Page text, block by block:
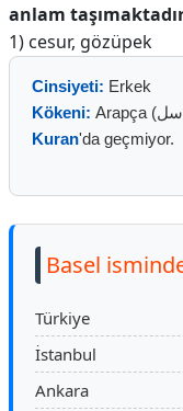
anlam
1) cesur, gözüpek
Cinsiyeti: Erkek
Kökeni:
Kuran'da geçmiyor.
Basel
Türkiye
İstanbul
Ankara